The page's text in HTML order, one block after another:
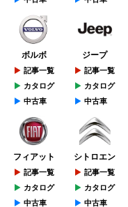
ボルボ
記事一覧
カタログ
中古車
ジープ
記事一覧
カタログ
中古車
フィアット
記事一覧
カタログ
中古車
シトロエン
記事一覧
カタログ
中古車